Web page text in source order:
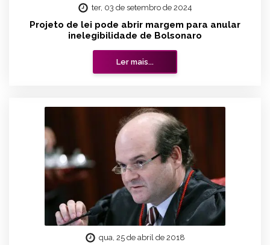
ter, 03 de setembro de 2024
Projeto de lei pode abrir margem para anular
inelegibilidade de Bolsonaro
Ler mais...
qua, 25 de abril de 2018